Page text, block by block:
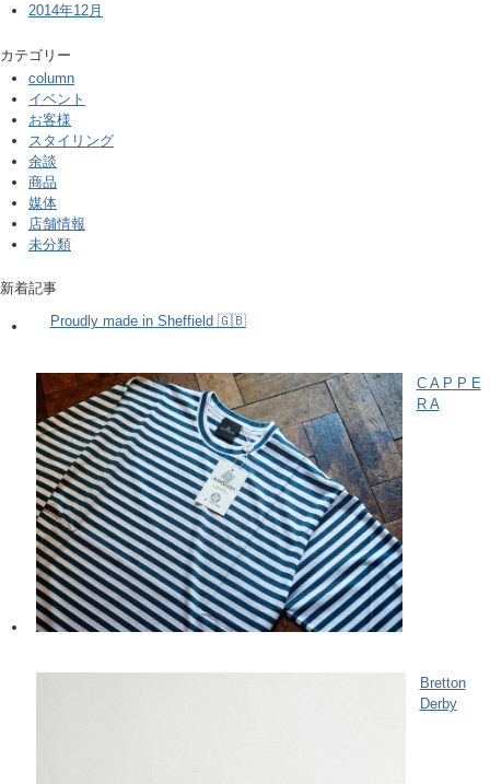
2014年12月
カテゴリー
column
イベント
お客様
スタイリング
余談
商品
媒体
店舗情報
未分類
新着記事
Proudly made in Sheffield 🇬🇧
C A P P E
R A
Bretton
Derby